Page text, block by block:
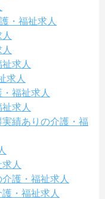
・福祉求人
求人
求人
福祉求人
求人
績ありの介護・福
人
護・福祉求人
・福祉求人